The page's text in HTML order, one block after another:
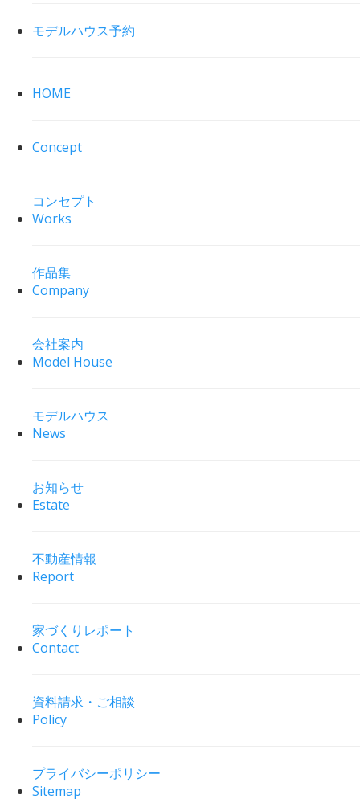
モデルハウス予約
HOME
Concept
コンセプト
Works
作品集
Company
会社案内
Model House
モデルハウス
News
お知らせ
Estate
不動産情報
Report
家づくりレポート
Contact
資料請求・ご相談
Policy
プライバシーポリシー
Sitemap